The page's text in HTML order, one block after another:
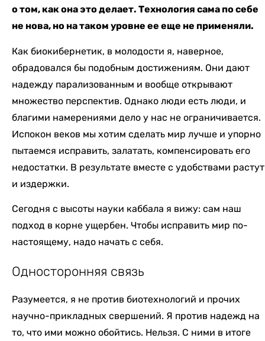
о том, как она это делает. Технология сама по себе
не нова, но на таком уровне ее еще не применяли.
Как биокибернетик, в молодости я, наверное,
обрадовался бы подобным достижениям. Они дают
надежду парализованным и вообще открывают
множество перспектив. Однако люди есть люди, и
благими намерениями дело у нас не ограничивается.
Испокон веков мы хотим сделать мир лучше и упорно
пытаемся исправить, залатать, компенсировать его
недостатки. В результате вместе с удобствами растут
и издержки.
Сегодня с высоты науки каббала я вижу: сам наш
подход в корне ущербен. Чтобы исправить мир по-
настоящему, надо начать с себя.
Односторонняя связь
Разумеется, я не против биотехнологий и прочих
научно-прикладных свершений. Я против надежд на
то, что ими можно обойтись. Нельзя. С ними в итоге